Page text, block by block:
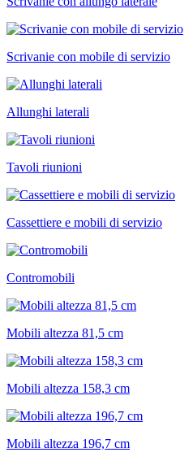
Scrivanie con mobile di servizio
Allunghi laterali
Tavoli riunioni
Cassettiere e mobili di servizio
Contromobili
Mobili altezza 81,5 cm
Mobili altezza 158,3 cm
Mobili altezza 196,7 cm